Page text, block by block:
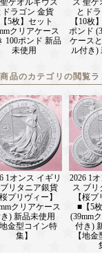
ゲオルギウス
ドラゴン 金貨
5枚】セット
クリアケース
100ポンド 新品
未使用
ス 聖ゲ
とド
【10枚
ポンド
ケース
ル付き)
品のカテゴリの閲覧
1オンス イギリ
リタニア銀貨
桜プリヴィー】
クリアケース
) 新品未使用
地金型コイン特
集】
2026 1
ス ブリ
【桜
■【5
(39mm
付き)
【地